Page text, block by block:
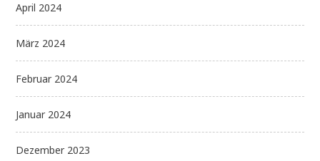
April 2024
März 2024
Februar 2024
Januar 2024
Dezember 2023